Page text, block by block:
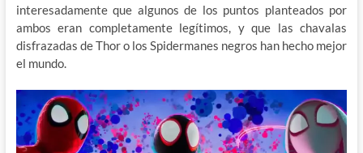
interesadamente que algunos de los puntos planteados por
ambos eran completamente legítimos, y que las chavalas
disfrazadas de Thor o los Spidermanes negros han hecho mejor
el mundo.